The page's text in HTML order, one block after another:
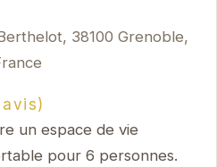
38100 Grenoble,
avis)
un espace de vie
pour 6 personnes.